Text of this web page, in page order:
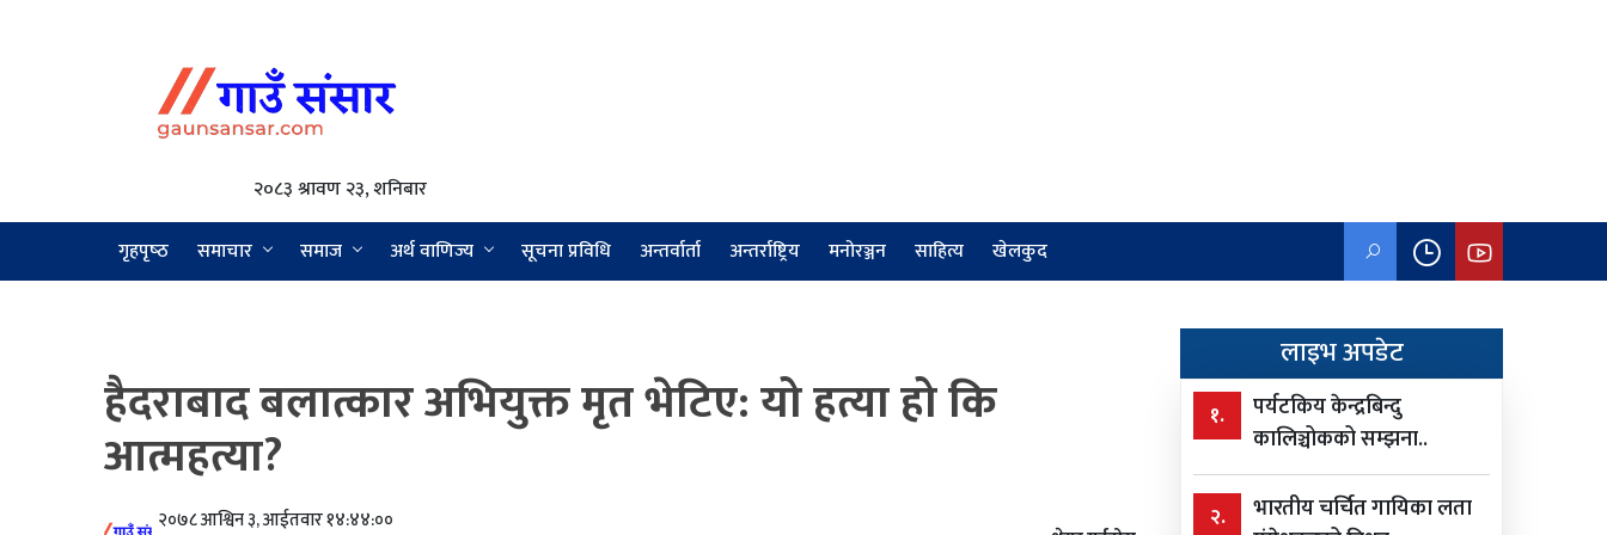
२०८३ श्रावण २३, शनिबार
गृहपृष्‍ठ
समाचार समाज अर्थ वाणिज्य सूचना प्रविधि अन्तर्वार्ता अन्तर्राष्ट्रिय मनोरञ्जन साहित्य खेलकुद
हैदराबाद बलात्कार अभियुक्त मृत भेटिए: यो हत्या हो कि
आत्महत्या?
२०७८ आश्विन ३, आईतवार १४:४४:००
लाइभ अपडेट
१.
पर्यटकिय केन्द्रबिन्दु
कालिञ्चोकको सम्झना..
२.
भारतीय चर्चित गायिका लता